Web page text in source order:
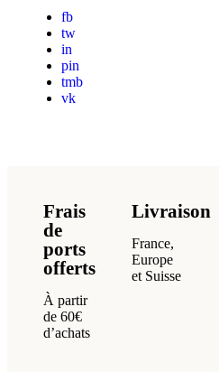
fb
tw
in
pin
tmb
vk
Frais
de
ports
offerts
À partir
de 60€
d’achats
Livraison
France,
Europe
et Suisse